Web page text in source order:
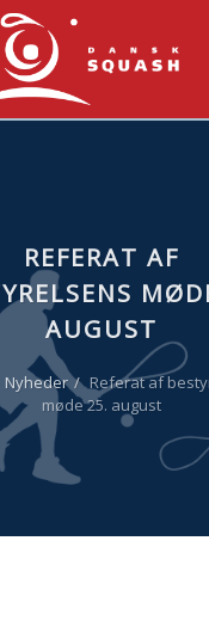
REFERAT AF
AUGUST
Nyheder
Referat af
møde 25. august